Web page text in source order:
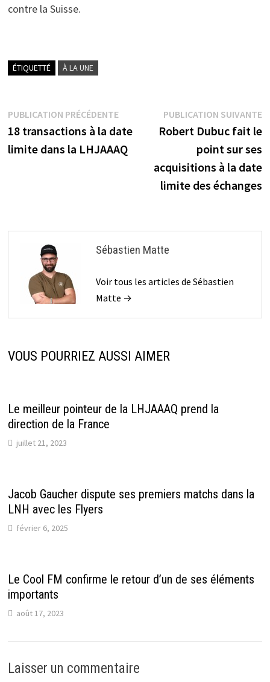
contre la Suisse.
ÉTIQUETTÉ À LA UNE
Navigation
de
PUBLICATION PRÉCÉDENTEPublication
précédente :
18 transactions à la date
limite dans la LHJAAAQ
PUBLICATION SUIVANTE
Robert Dubuc fait le
point sur ses
acquisitions à la date
limite des échanges
Sébastien Matte
Voir tous les articles de Sébastien
Matte →
VOUS POURRIEZ AUSSI AIMER
Le meilleur pointeur de la LHJAAAQ prend la
direction de la France
juillet 21, 2023
Jacob Gaucher dispute ses premiers matchs dans la
LNH avec les Flyers
février 6, 2025
Le Cool FM confirme le retour d’un de ses éléments
importants
août 17, 2023
Laisser un commentaire